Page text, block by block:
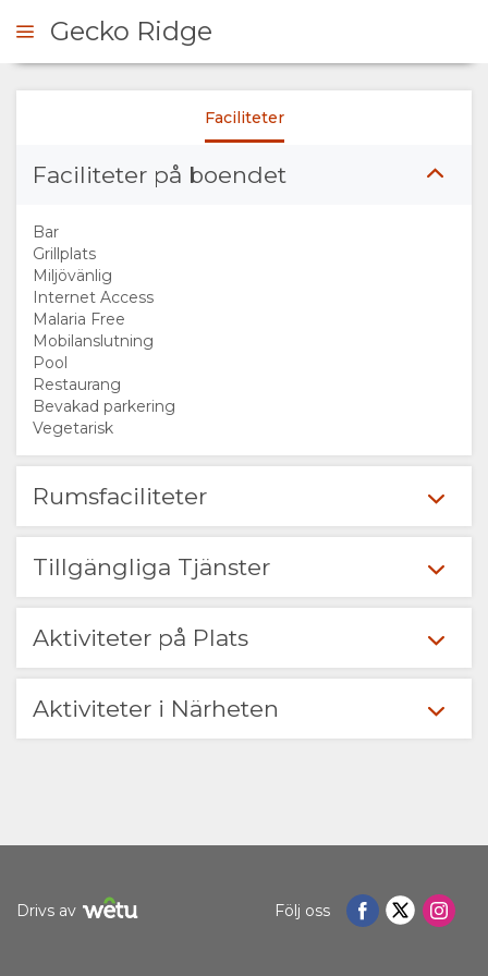
OM
OSS
FACILITETER
GALLERI
BILDER
KARTA
VÄGBESKRIVNING
ÄNDRA
TYSK
SPANSKA
Gecko Ridge
Faciliteter
Faciliteter på boendet
Bar
Grillplats
Miljövänlig
Internet Access
Malaria Free
Mobilanslutning
Pool
Restaurang
Bevakad parkering
Vegetarisk
Rumsfaciliteter
Tillgängliga Tjänster
Aktiviteter på Plats
Aktiviteter i Närheten
Drivs av Följ oss